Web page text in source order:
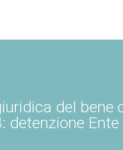
del bene
detenzione